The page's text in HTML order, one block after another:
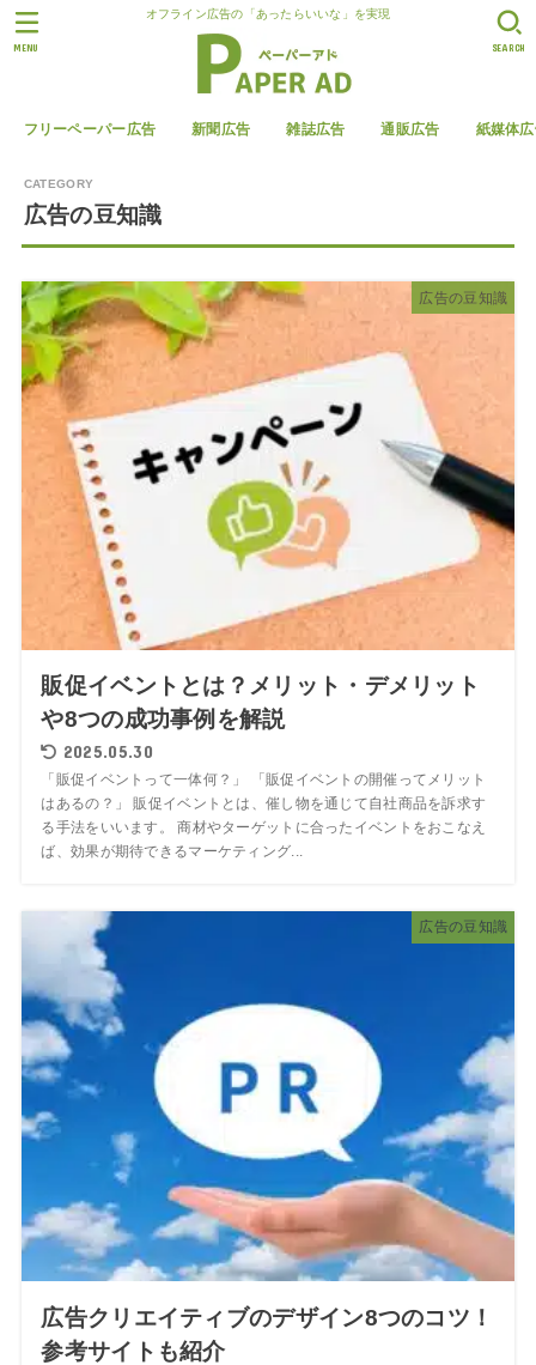
オフライン広告の「あったらいいな」を実現
フリーペーパー広告 新聞広告 雑誌広告 通販広告 紙媒体
SEARCH
MENU
広告の豆知識
広告の豆知識
販促イベントとは？メリット・デメリット
や8つの成功事例を解説
2025.05.30
「販促イベントって一体何？」 「販促イベントの開催ってメリット
はあるの？」 販促イベントとは、催し物を通じて自社商品を訴求す
る手法をいいます。 商材やターゲットに合ったイベントをおこなえ
ば、効果が期待できるマーケティング...
広告の豆知識
広告クリエイティブのデザイン8つのコツ！
参考サイトも紹介